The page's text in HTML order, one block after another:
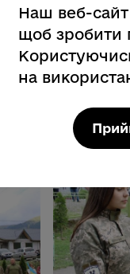
своєї
Наш веб-сайт
щоб зробити
на